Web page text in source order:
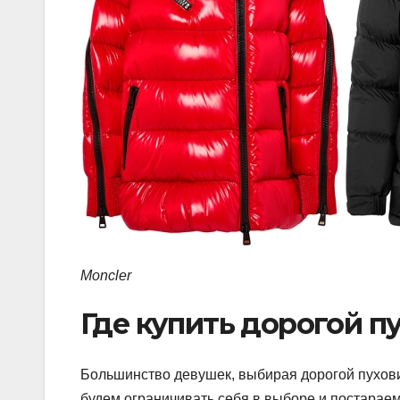
Moncler
Где купить дорогой
Большинство девушек, выбирая дорогой